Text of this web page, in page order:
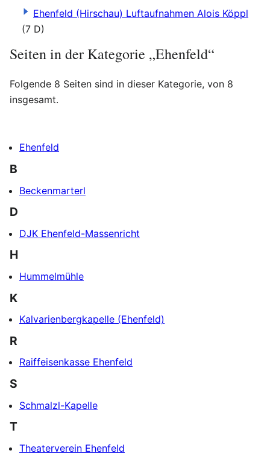
Ehenfeld (Hirschau) Luftaufnahmen Alois Köppl
(7 D)
Seiten in der Kategorie „Ehenfeld“
Folgende 8 Seiten sind in dieser Kategorie, von 8
insgesamt.
Ehenfeld
B
Beckenmarterl
D
DJK Ehenfeld-Massenricht
H
Hummelmühle
K
Kalvarienbergkapelle (Ehenfeld)
R
Raiffeisenkasse Ehenfeld
S
Schmalzl-Kapelle
T
Theaterverein Ehenfeld